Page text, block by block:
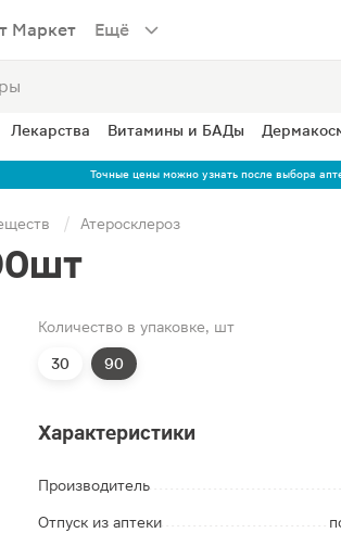
Маркет Ещё
Лекарства Витамины и БАДы
Точные цены можно узнать после выбора
Атеросклероз
Количество в упаковке, шт
30 90
Характеристики
Производитель
Отпуск из аптеки